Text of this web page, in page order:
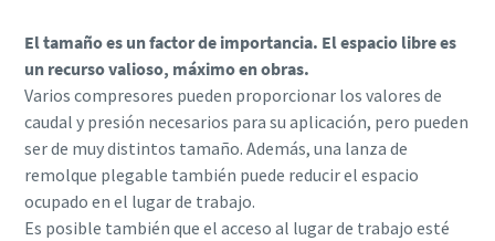
El tamaño es un factor de importancia. El espacio libre es
un recurso valioso, máximo en obras.
Varios compresores pueden proporcionar los valores de
caudal y presión necesarios para su aplicación, pero pueden
ser de muy distintos tamaño. Además, una lanza de
remolque plegable también puede reducir el espacio
ocupado en el lugar de trabajo.
Es posible también que el acceso al lugar de trabajo esté